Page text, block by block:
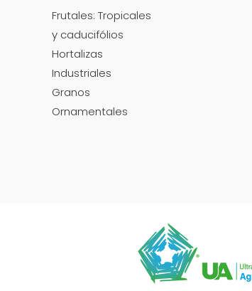
Frutales: Tropicales
y caducifólios
Hortalizas
Industriales
Granos
Ornamentales